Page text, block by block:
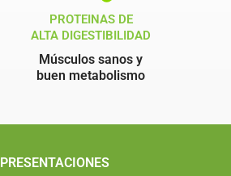
PROTEINAS DE
ALTA DIGESTIBILIDAD
Músculos sanos y
buen metabolismo
PRESENTACIONES